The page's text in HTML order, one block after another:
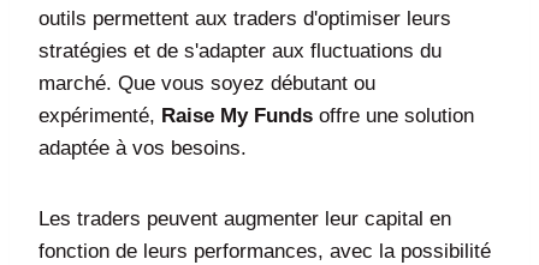
outils permettent aux traders d'optimiser leurs
stratégies et de s'adapter aux fluctuations du
marché. Que vous soyez débutant ou
expérimenté, Raise My Funds offre une solution
adaptée à vos besoins.
Les traders peuvent augmenter leur capital en
fonction de leurs performances, avec la possibilité